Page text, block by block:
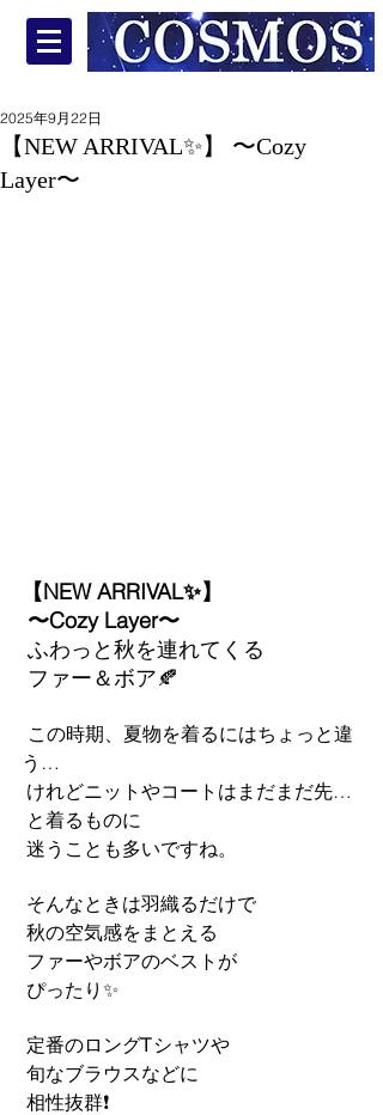
【NEW ARRIVAL✨】 〜Cozy
Layer〜
2025年9月22日
【NEW ARRIVAL✨】
〜Cozy Layer〜
ふわっと秋を連れてくる
ファー＆ボア🍂
この時期、夏物を着るにはちょっと違
う…
けれどニットやコートはまだまだ先…
と着るものに
迷うことも多いですね。
そんなときは羽織るだけで
秋の空気感をまとえる
ファーやボアのベストが
ぴったり✨
定番のロングᎢシャツや
旬なブラウスなどに
相性抜群❗️